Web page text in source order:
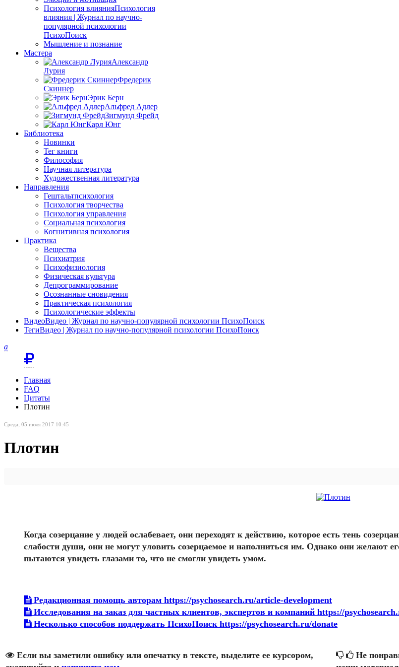
Психология влиянияПсихология
влияния | Журнал по научно-
популярной психологии
ПсихоПоиск
Мышление и познание
Мастера
Александр
Лурия
Фредерик
Скиннер
Эрик Берн
Альфред Адлер
Зигмунд Фрейд
Карл Юнг
Библиотека
Новинки
Тег книги
Философия
Научная литература
Художественная литература
Направления
Гештальтпсихология
Психология творчества
Психология управления
Социальная психология
Когнитивная психология
Практика
Вещества
Психиатрия
Психофизиология
Физическая культура
Депрограммирование
Осознанные сновидения
Практическая психология
Психологические эффекты
ВидеоВидео | Журнал по научно-популярной психологии ПсихоПоиск
ТегиВидео | Журнал по научно-популярной психологии ПсихоПоиск
a
Главная
FAQ
Цитаты
Плотин
Среда, 05 июля 2017 10:45
Плотин
Когда созерцание у людей ослабевает, они переходят к действию, которое есть тень
слабости души, они не могут уловить созерцаемое и наполниться им. Однако они желают
пытаются увидеть глазами то, что не смогли увидеть умом.
Редакционная помощь авторам https://psychosearch.ru/article-development
Исследования на заказ для частных клиентов, экспертов и компаний https://
Несколько способов поддержать ПсихоПоиск https://psychosearch.ru/donate
Если вы заметили ошибку или опечатку в тексте, выделите ее курсором,
Не